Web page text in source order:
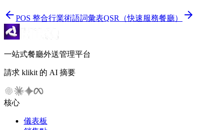
POS 整合行業術語詞彙表QSR（快速服務餐廳）
一站式餐廳外送管理平台
請求 klikit 的 AI 摘要
核心
儀表板